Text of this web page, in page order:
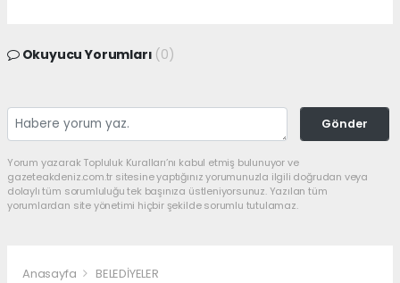
Okuyucu Yorumları (0)
Gönder
Yorum yazarak Topluluk Kuralları’nı kabul etmiş bulunuyor ve
gazeteakdeniz.com.tr sitesine yaptığınız yorumunuzla ilgili doğrudan veya
dolaylı tüm sorumluluğu tek başınıza üstleniyorsunuz. Yazılan tüm
yorumlardan site yönetimi hiçbir şekilde sorumlu tutulamaz.
Anasayfa BELEDİYELER